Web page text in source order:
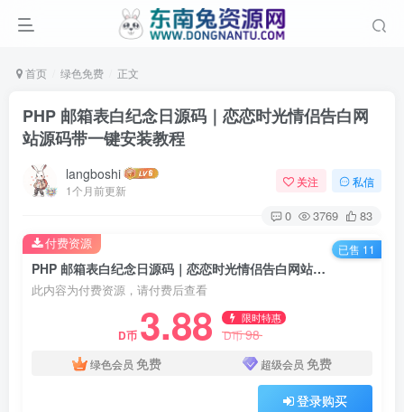
首页 绿色免费 正文
PHP 邮箱表白纪念日源码｜恋恋时光情侣告白网
站源码带一键安装教程
langboshi
1个月前更新
关注 私信
0 3769 83
PHP 邮箱表白纪念日源码｜恋恋时光情侣告白网站源码带一键安装教程
此内容为付费资源，请付费后查看
D币 3.88 限时特惠
D币98
绿色会员 免费 超级会员 免费
登录购买
付费资源 已售 11